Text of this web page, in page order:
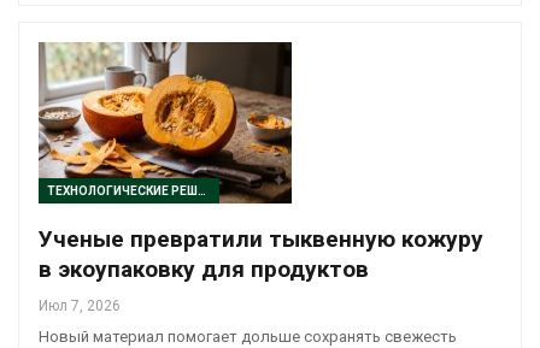
ТЕХНОЛОГИЧЕСКИЕ РЕШЕНИЯ
Ученые превратили тыквенную кожуру
в экоупаковку для продуктов
Июл 7, 2026
Новый материал помогает дольше сохранять свежесть